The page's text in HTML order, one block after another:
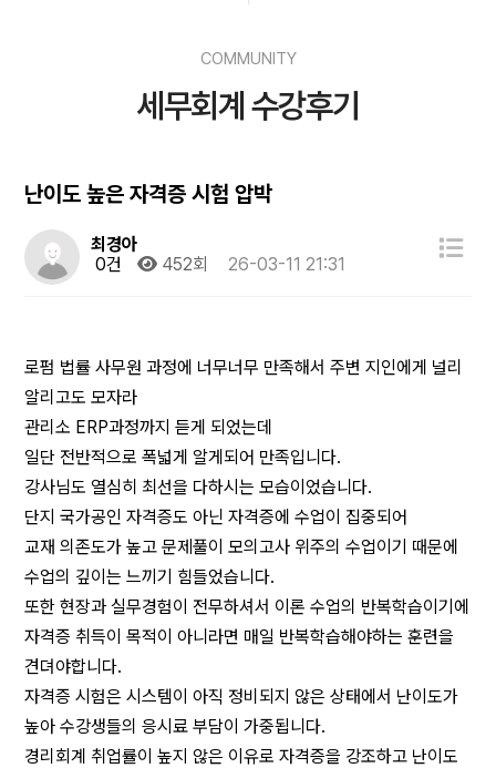
COMMUNITY
세무회계 수강후기
난이도 높은 자격증 시험 압박
최경아
0건
452회 26-03-11 21:31
로펌 법률 사무원 과정에 너무너무 만족해서 주변 지인에게 널리
알리고도 모자라
관리소 ERP과정까지 듣게 되었는데
일단 전반적으로 폭넓게 알게되어 만족입니다.
강사님도 열심히 최선을 다하시는 모습이었습니다.
단지 국가공인 자격증도 아닌 자격증에 수업이 집중되어
교재 의존도가 높고 문제풀이 모의고사 위주의 수업이기 때문에
수업의 깊이는 느끼기 힘들었습니다.
또한 현장과 실무경험이 전무하셔서 이론 수업의 반복학습이기에
자격증 취득이 목적이 아니라면 매일 반복학습해야하는 훈련을
견뎌야합니다.
자격증 시험은 시스템이 아직 정비되지 않은 상태에서 난이도가
높아 수강생들의 응시료 부담이 가중됩니다.
경리회계 취업률이 높지 않은 이유로 자격증을 강조하고 난이도